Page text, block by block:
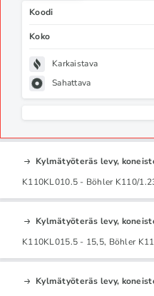
Koodi
Koko
Karkaistava
Sahattava
Kylmätyöteräs levy,
K110KL010.5 - Böhler K110/
Kylmätyöteräs levy,
K110KL015.5 - 15,5, Böhler
Kylmätyöteräs levy,